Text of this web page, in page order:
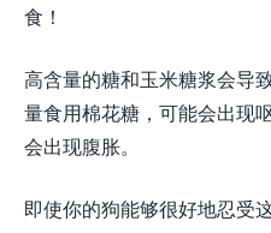
食！
高含量的糖和玉米糖浆会导
量食用棉花糖，可能会出现
会出现腹胀。
即使你的狗能够很好地忍受